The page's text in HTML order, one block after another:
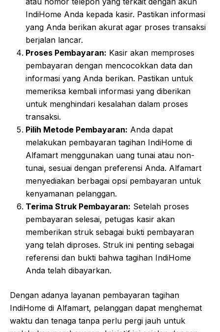
IndiHome Anda kepada kasir. Pastikan informasi
yang Anda berikan akurat agar proses transaksi
berjalan lancar.
Proses Pembayaran: Kasir akan memproses
pembayaran dengan mencocokkan data dan
informasi yang Anda berikan. Pastikan untuk
memeriksa kembali informasi yang diberikan
untuk menghindari kesalahan dalam proses
transaksi.
Pilih Metode Pembayaran: Anda dapat
melakukan pembayaran tagihan IndiHome di
Alfamart menggunakan uang tunai atau non-
tunai, sesuai dengan preferensi Anda. Alfamart
menyediakan berbagai opsi pembayaran untuk
kenyamanan pelanggan.
Terima Struk Pembayaran: Setelah proses
pembayaran selesai, petugas kasir akan
memberikan struk sebagai bukti pembayaran
yang telah diproses. Struk ini penting sebagai
referensi dan bukti bahwa tagihan IndiHome
Anda telah dibayarkan.
Dengan adanya layanan pembayaran tagihan
IndiHome di Alfamart, pelanggan dapat menghemat
waktu dan tenaga tanpa perlu pergi jauh untuk